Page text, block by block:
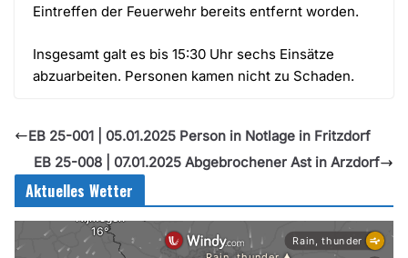
Eintreffen der Feuerwehr bereits entfernt worden.
Insgesamt galt es bis 15:30 Uhr sechs Einsätze
abzuarbeiten. Personen kamen nicht zu Schaden.
EB 25-001 | 05.01.2025 Person in Notlage in Fritzdorf
EB 25-008 | 07.01.2025 Abgebrochener Ast in Arzdorf
Aktuelles Wetter